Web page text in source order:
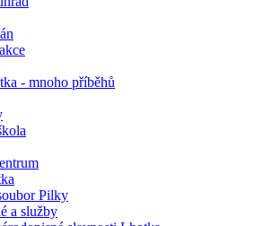
- mnoho příběhů
Pilky
a služby